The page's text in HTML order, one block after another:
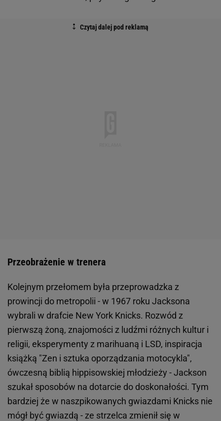
Przeobrażenie w trenera
Kolejnym przełomem była przeprowadzka z
prowincji do metropolii - w 1967 roku Jacksona
wybrali w drafcie New York Knicks. Rozwód z
pierwszą żoną, znajomości z ludźmi różnych kultur i
religii, eksperymenty z marihuaną i LSD, inspiracja
książką "Zen i sztuka oporządzania motocykla",
ówczesną biblią hippisowskiej młodzieży - Jackson
szukał sposobów na dotarcie do doskonałości. Tym
bardziej że w naszpikowanych gwiazdami Knicks nie
mógł być gwiazdą - ze strzelca zmienił się w